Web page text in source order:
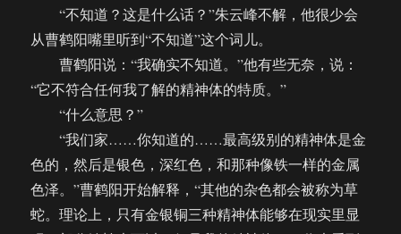
“不知道？这是什么话？”朱云峰不解，他很少会
从曹鹤阳嘴里听到“不知道”这个词儿。
曹鹤阳说：“我确实不知道。”他有些无奈，说：
“它不符合任何我了解的精神体的特质。”
“什么意思？”
“我们家……你知道的……最高级别的精神体是金
色的，然后是银色，深红色，和那种像铁一样的金属
色泽。”曹鹤阳开始解释，“其他的杂色都会被称为草
蛇。理论上，只有金银铜三种精神体能够在现实里显